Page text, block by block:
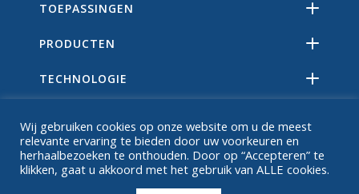
TOEPASSINGEN
PRODUCTEN
TECHNOLOGIE
OVER
Wij gebruiken cookies op onze website om u de meest
relevante ervaring te bieden door uw voorkeuren en
herhaalbezoeken te onthouden. Door op “Accepteren” te
klikken, gaat u akkoord met het gebruik van ALLE cookies.